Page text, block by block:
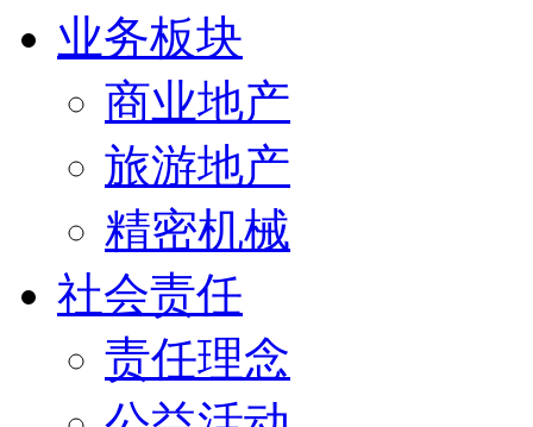
业务板块
商业地产
旅游地产
精密机械
社会责任
责任理念